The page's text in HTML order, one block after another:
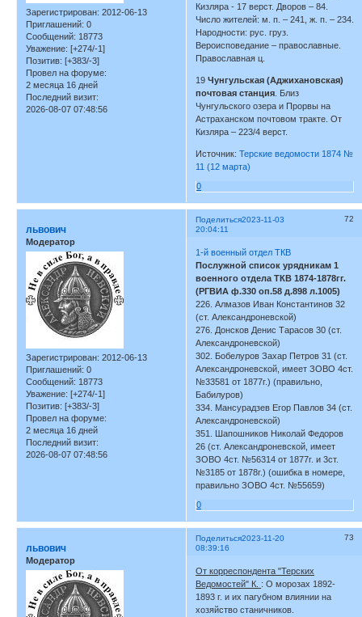
Зарегистрирован: 2012-06-13
Приглашений: 0
Сообщений: 18773
Уважение: [+274/-1]
Позитив: [+383/-3]
Провел на форуме:
2 месяца 16 дней
Последний визит:
2026-08-07 07:48:56
Кизляра - 17 верст. Дворов – 84.
Число жителей: м. п. – 241, ж. п. – 234.
Народности: рус. груз.
Вероисповедание – православные.
Православная ц.
19 Чунгульская (Аджихановская)
почтовая станция . Близ
Чунгульского озера и Прорвы на
Астраханском почтовом тракте. От
Кизляра – 223/4 верст.
Источник:Терские ведомости 1874 №
11 (12 марта)
0
Поделиться 72
2023-11-03
20:04:11
львович
Модератор
Зарегистрирован: 2012-06-13
Приглашений: 0
Сообщений: 18773
Уважение: [+274/-1]
Позитив: [+383/-3]
Провел на форуме:
2 месяца 16 дней
Последний визит:
2026-08-07 07:48:56
1-й военный отдел ТКВ
Послужной список урядникам 1
военного отдела ТКВ 1874-1878гг.
(РГВИА ф.330 оп.58 д.898 л.1005)
226. Алмазов Иван Константинов 32
(ст. Александроневской)
276. Донсков Денис Тарасов 30 (ст.
Александроневской)
302. Бобелуров Захар Петров 31 (ст.
Александроневской, имеет ЗОВО 4ст.
№33581 от 1877г.) (правильно,
Бабилуров)
334. Мансурадзев Егор Павлов 34 (ст.
Александроневской)
351. Шапошников Николай Федоров
26 (ст. Александроневской, имеет
ЗОВО 4ст. №56314 от 1877г. и 3ст.
№3185 от 1878г.) (ошибка в номере,
правильно ЗОВО 4ст. №55659)
0
Поделиться 73
2023-11-20
08:39:16
львович
Модератор
От корреспондента "Терских
Ведомостей" К. : О морозах 1892-
1893 г. и их пагубном влиянии на
хозяйство станичников.